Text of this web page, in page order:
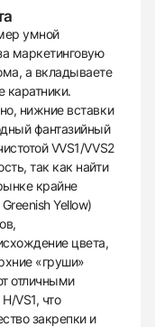
умной
маркетинговую
а вкладываете
каратники.
нижние вставки
фантазийный
VVS1/VVS2
так как найти
крайне
Yellow)
цвета,
«груши»
отличными
VS1, что
закрепки и